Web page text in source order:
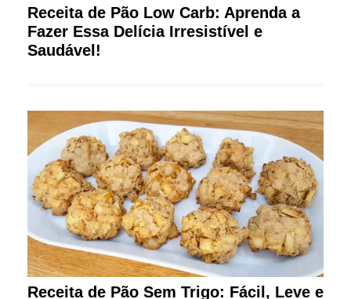
Receita de Pão Low Carb: Aprenda a
Fazer Essa Delícia Irresistível e
Saudável!
Receita de Pão Sem Trigo: Fácil, Leve e